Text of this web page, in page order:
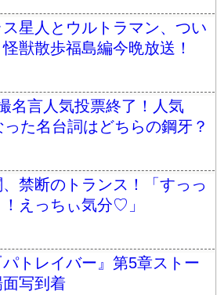
ス星人とウルトラマン、つい
獣散歩福島編今晩放送！
名言人気投票終了！人気
った名台詞はどちらの鋼牙？
禁断のトランス！「すっっ
！えっちぃ気分♡」
トレイバー』第5章ストー
面写到着